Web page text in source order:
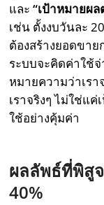
และ“เป้าหมายผ
เช่น ตั้งงบวันละ
ต้องสร้างยอดขาย
ระบบจะคิดค่าใช้จ่
หมายความว่าเร
เราจริงๆ ไม่ใช่แ
ใช้อย่างคุ้มค่า
ผลลัพธ์ที่พิสู
40%